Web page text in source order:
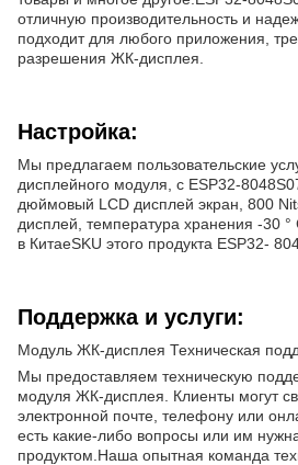
отличную производительность и
подходит для любого приложения,
разрешения ЖК-дисплея.
Настройка:
Мы предлагаем пользовательские
дисплейного модуля, с ESP32-
дюймовый LCD дисплей экран, 800
дисплей, температура хранения -30 °
в КитаеSKU этого продукта ESP32-
Поддержка и услуги:
Модуль ЖК-дисплея Техническая
Мы предоставляем техническую
модуля ЖК-дисплея. Клиенты могут
электронной почте, телефону или
есть какие-либо вопросы или им
продуктом.Наша опытная команда